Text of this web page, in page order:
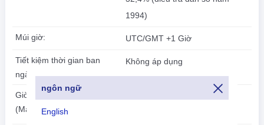
ngôn ngữ
English
1994)
Múi giờ: UTC/GMT +1 Giờ
Tiết kiệm thời gian ban
ngày:
Không áp dụng
Giờ địa phương:
(Malabo)
2026-08-06